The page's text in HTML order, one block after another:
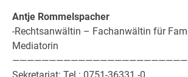
Antje Rommelspacher
-Rechtsanwältin – Fachanwältin für
Mediatorin